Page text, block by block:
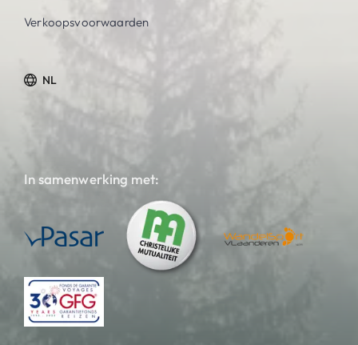
Verkoopsvoorwaarden
NL
In samenwerking met: